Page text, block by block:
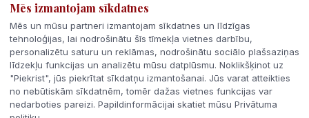
Sīkdatnes
Rīcības kodekss
Mēs izmantojam sīkdatnes
Mēs un mūsu partneri izmantojam sīkdatnes un līdzīgas
tehnoloģijas, lai nodrošinātu šīs tīmekļa vietnes darbību,
personalizētu saturu un reklāmas, nodrošinātu sociālo plašsaziņas
līdzekļu funkcijas un analizētu mūsu datplūsmu. Noklikšķinot uz
"Piekrist", jūs piekrītat sīkdatņu izmantošanai. Jūs varat atteikties
no nebūtiskām sīkdatnēm, tomēr dažas vietnes funkcijas var
nedarboties pareizi. Papildinformācijai skatiet mūsu Privātuma